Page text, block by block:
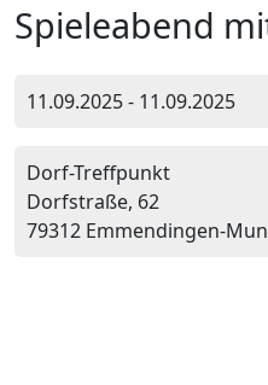
Spieleabend
11.09.2025 - 11.09.2025
Dorf-Treffpunkt
Dorfstraße, 62
79312 Emmendingen-